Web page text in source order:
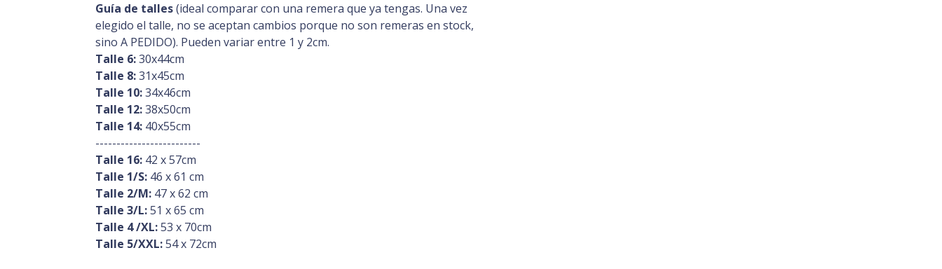
Guía de talles(ideal comparar con una remera que ya tengas. Una vez
elegido el talle, no se aceptan cambios porque no son remeras en stock,
sino A PEDIDO). Pueden variar entre 1 y 2cm.
Talle 6:30x44cm
Talle 8:31x45cm
Talle 10:34x46cm
Talle 12:38x50cm
Talle 14:40x55cm
-------------------------
Talle 16:42 x 57cm
Talle 1/S:46 x 61 cm
Talle 2/M:47 x 62 cm
Talle 3/L:51 x 65 cm
Talle 4 /XL:53 x 70cm
Talle 5/XXL:54 x 72cm